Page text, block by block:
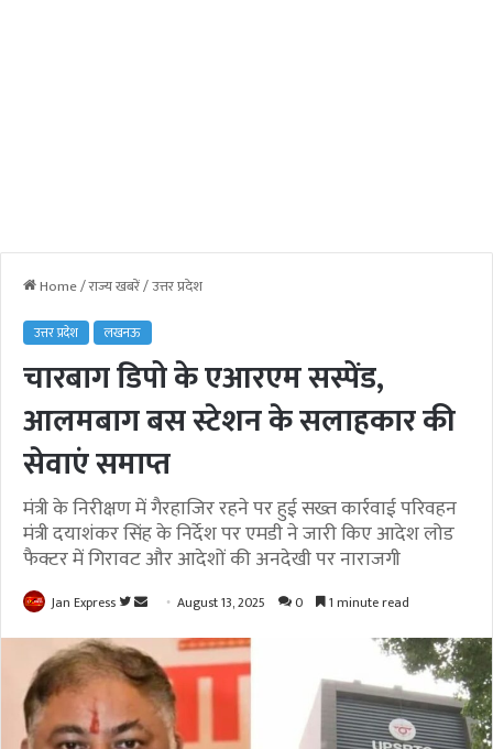
Home/राज्य खबरें/उत्तर प्रदेश
उत्तर प्रदेश लखनऊ
चारबाग डिपो के एआरएम सस्पेंड,
आलमबाग बस स्टेशन के सलाहकार की
सेवाएं समाप्त
मंत्री के निरीक्षण में गैरहाजिर रहने पर हुई सख्त कार्रवाई परिवहन
मंत्री दयाशंकर सिंह के निर्देश पर एमडी ने जारी किए आदेश लोड
फैक्टर में गिरावट और आदेशों की अनदेखी पर नाराजगी
Jan Express
F
l
l
w
n
d
a
n
August 13, 2025 0 1 minute read